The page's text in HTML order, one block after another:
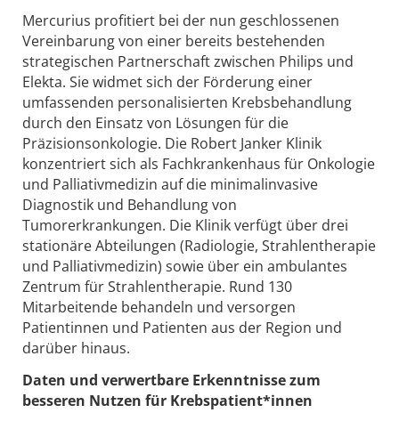
Mercurius profitiert bei der nun geschlossenen
Vereinbarung von einer bereits bestehenden
strategischen Partnerschaft zwischen Philips und
Elekta. Sie widmet sich der Förderung einer
umfassenden personalisierten Krebsbehandlung
durch den Einsatz von Lösungen für die
Präzisionsonkologie. Die Robert Janker Klinik
konzentriert sich als Fachkrankenhaus für Onkologie
und Palliativmedizin auf die minimalinvasive
Diagnostik und Behandlung von
Tumorerkrankungen. Die Klinik verfügt über drei
stationäre Abteilungen (Radiologie, Strahlentherapie
und Palliativmedizin) sowie über ein ambulantes
Zentrum für Strahlentherapie. Rund 130
Mitarbeitende behandeln und versorgen
Patientinnen und Patienten aus der Region und
darüber hinaus.
Daten und verwertbare Erkenntnisse zum
besseren Nutzen für Krebspatient*innen